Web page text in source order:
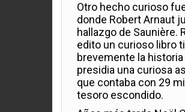
Otro hecho curioso
donde Robert Arnaut
hallazgo de Saunière.
edito un curioso libro
brevemente la
presidia una curiosa
que contaba con 29
tesoro escondido.